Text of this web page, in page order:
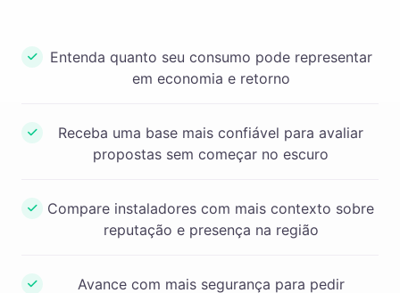
Entenda quanto seu consumo pode representar
em economia e retorno
Receba uma base mais confiável para avaliar
propostas sem começar no escuro
Compare instaladores com mais contexto sobre
reputação e presença na região
Avance com mais segurança para pedir